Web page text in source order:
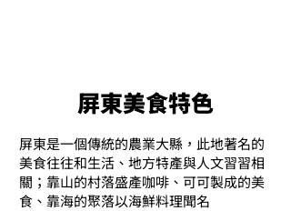
屏東美食特色
屏東是一個傳統的農業大縣，此地著名的
美食往往和生活、地方特產與人文習習相
關；靠山的村落盛產咖啡、可可製成的美
食、靠海的聚落以海鮮料理聞名